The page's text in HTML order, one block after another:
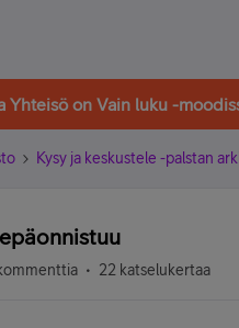
Yhteisö on Vain luku -
Kysy ja keskustele -palstan
22 katselukertaa